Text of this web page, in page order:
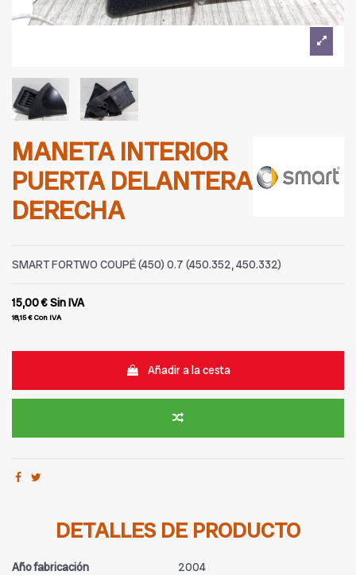
MANETA INTERIOR
PUERTA DELANTERA
DERECHA
SMART FORTWO COUPÉ (450) 0.7 (450.352, 450.332)
15,00 €Sin IVA
18,15 €Con IVA
Añadir a la cesta
DETALLES DE PRODUCTO
Año fabricación
2004